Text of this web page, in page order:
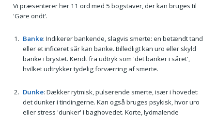
Vi præsenterer her 11 ord med 5 bogstaver, der kan bruges til
'Gøre ondt'.
Banke: Indikerer bankende, slagvis smerte: en betændt tand
eller et inficeret sår kan banke. Billedligt kan uro eller skyld
banke i brystet. Kendt fra udtryk som 'det banker i såret',
hvilket udtrykker tydelig forværring af smerte.
Dunke: Dækker rytmisk, pulserende smerte, især i hovedet:
det dunker i tindingerne. Kan også bruges psykisk, hvor uro
eller stress 'dunker' i baghovedet. Korte, lydmalende